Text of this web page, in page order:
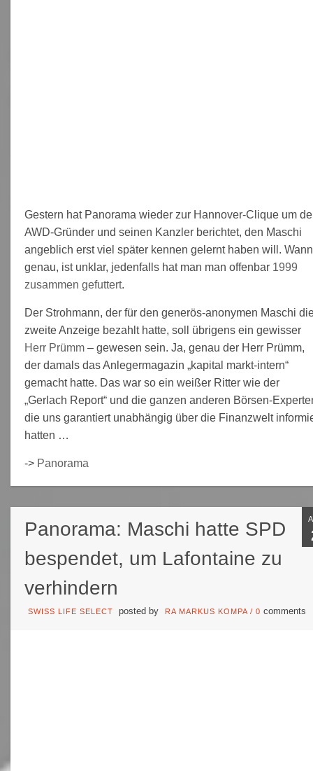
Gestern hat Panorama wieder zur Hannover-Clique um
AWD-Gründer und seinen Kanzler berichtet, den Maschi
angeblich erst viel später kennen gelernt haben will. Wann
genau, ist unklar, jedenfalls hat man man offenbar 1999
zusammen gefuttert.
Der Strohmann, der für den generös-anonymen Maschi
zweite Anzeige bezahlt hatte, soll übrigens ein gewisser
Herr Prümm– gewesen sein. Ja, genau der Herr Prümm,
der damals das Anlegermagazin „kapital markt-intern“
gemacht hatte. Das war so ein weißer Ritter wie der
„Gerlach Report“ und die ganzen anderen Börsen-
die uns garantiert unabhängig über die Finanzwelt
hatten …
-> Panorama
Panorama: Maschi hatte SPD
bespendet, um Lafontaine zu
verhindern
SWISS LIFE SELECT posted by RA MARKUS KOMPA / 0 comments